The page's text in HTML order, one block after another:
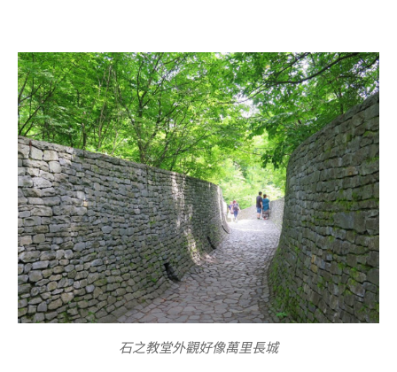
石之教堂外觀好像萬里長城